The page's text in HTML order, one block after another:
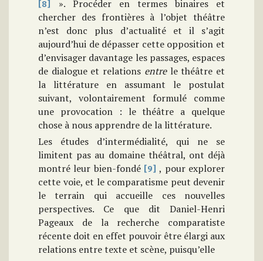
[8]
». Procéder en termes binaires et
chercher des frontières à l’objet théâtre
n’est donc plus d’actualité et il s’agit
aujourd’hui de dépasser cette opposition et
d’envisager davantage les passages, espaces
de dialogue et relations entrele théâtre et
la littérature en assumant le postulat
suivant, volontairement formulé comme
une provocation : le théâtre a quelque
chose à nous apprendre de la littérature.
Les études d’intermédialité, qui ne se
limitent pas au domaine théâtral, ont déjà
montré leur bien-fondé [9] , pour explorer
cette voie, et le comparatisme peut devenir
le terrain qui accueille ces nouvelles
perspectives. Ce que dit Daniel-Henri
Pageaux de la recherche comparatiste
récente doit en effet pouvoir être élargi aux
relations entre texte et scène, puisqu’elle